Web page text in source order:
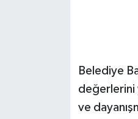
Belediye
değerlerini
ve